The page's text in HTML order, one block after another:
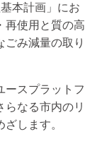
本計画」にお
再使用と質の高
ごみ減量の取り
ースプラットフ
らなる市内のリ
します。